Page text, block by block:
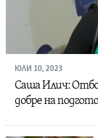
ЮЛИ 10, 2023
Саша Илич:
добре на